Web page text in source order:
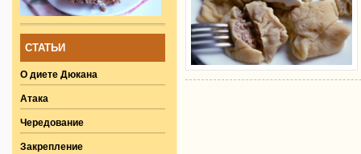
СТАТЬИ
О диете Дюкана
Атака
Чередование
Закрепление